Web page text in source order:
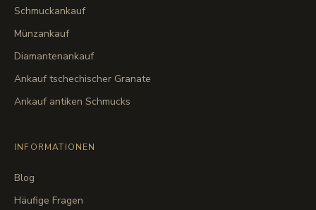
Schmuckankauf
Münzankauf
Diamantenankauf
Ankauf tschechischer Granate
Ankauf antiken Schmucks
INFORMATIONEN
Blog
Häufige Fragen